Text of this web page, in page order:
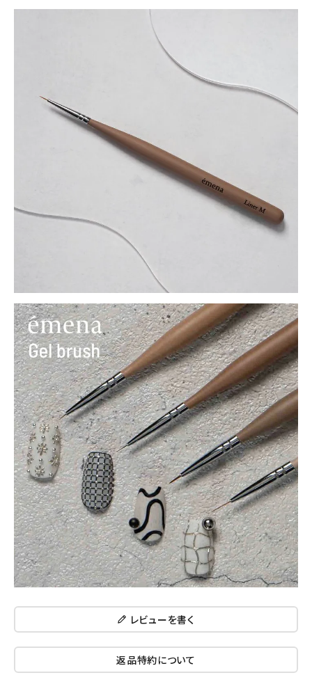
レビューを書く
返品特約について